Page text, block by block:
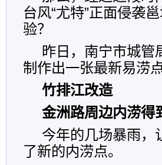
台风“尤特”正面侵袭
验？
昨日，南宁市城管
制作出一张最新易涝
竹排江改造
金洲路周边内涝得
今年的几场暴雨，
了新的内涝点。